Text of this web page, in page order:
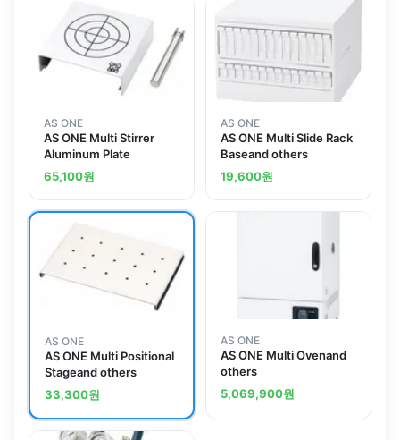
AS ONE
AS ONE Multi Stirrer
Aluminum Plate
65,100원
AS ONE
AS ONE Multi Slide Rack
Baseand others
19,600원
AS ONE
AS ONE Multi Positional
Stageand others
33,300원
AS ONE
AS ONE Multi Ovenand
others
5,069,900원